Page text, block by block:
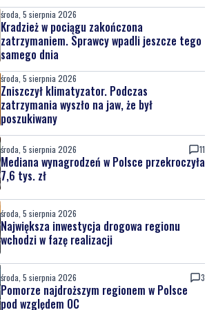
środa, 5 sierpnia 2026
Kradzież w pociągu zakończona
zatrzymaniem. Sprawcy wpadli jeszcze tego
samego dnia
środa, 5 sierpnia 2026
Zniszczył klimatyzator. Podczas
zatrzymania wyszło na jaw, że był
poszukiwany
środa, 5 sierpnia 2026 11
Mediana wynagrodzeń w Polsce przekroczyła
7,6 tys. zł
środa, 5 sierpnia 2026
Największa inwestycja drogowa regionu
wchodzi w fazę realizacji
środa, 5 sierpnia 2026 3
Pomorze najdroższym regionem w Polsce
pod względem OC